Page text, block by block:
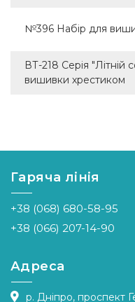
№396 Набір для
ВТ-218 Серія "Літній
вишивки хрестиком
Гаряча лінія
+38 (068) 680-58-95
+38 (066) 207-14-90
Адреса
р. Дніпро, проспект